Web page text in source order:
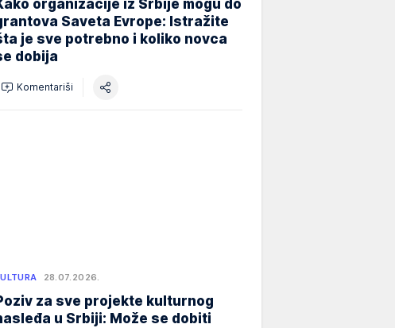
organizacije iz Srbije mogu do
Saveta Evrope: Istražite
je sve potrebno i koliko novca
dobija
Komentariši
28.07.2026.
za sve projekte kulturnog
u Srbiji: Može se dobiti